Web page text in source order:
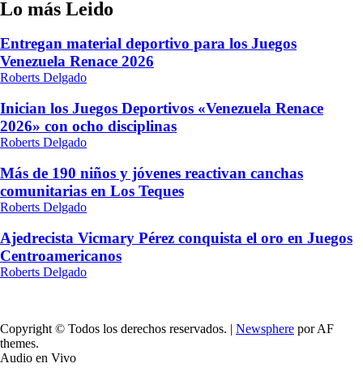
de
entradas
Lo más Leido
Entregan material deportivo para los Juegos
Venezuela Renace 2026
Roberts Delgado
Inician los Juegos Deportivos «Venezuela Renace
2026» con ocho disciplinas
Roberts Delgado
Más de 190 niños y jóvenes reactivan canchas
comunitarias en Los Teques
Roberts Delgado
Ajedrecista Vicmary Pérez conquista el oro en Juegos
Centroamericanos
Roberts Delgado
Copyright © Todos los derechos reservados. | Newsphere por AF
themes.
Audio en Vivo